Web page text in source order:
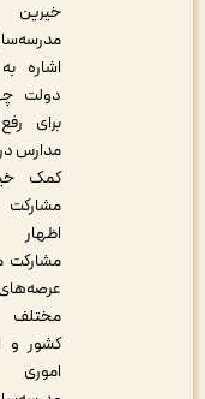
مدرسه‌ساز، با
اشاره به راهبرد
دولت چهاردهم
برای رفع کمبود
مدارس در کشور با
کمک خیرین و
مشارکت مردمی
اظهار داشت:
مشارکت مردم در
عرصه‌های
مختلف اداره
کشور و از جمله
اموری مانند